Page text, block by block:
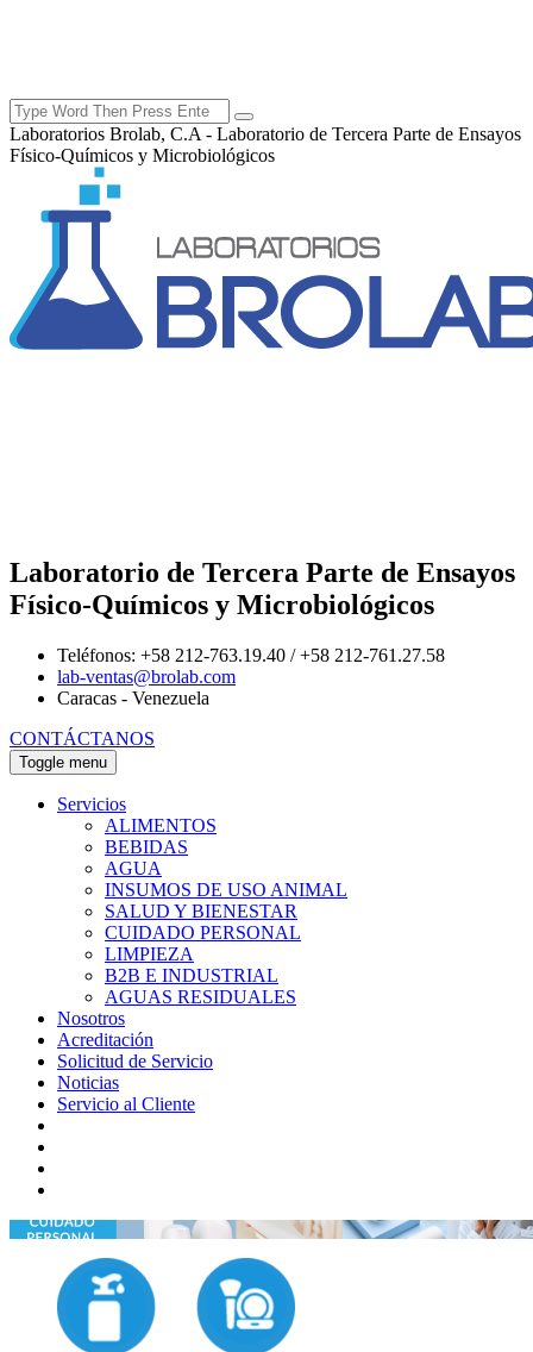
Laboratorios Brolab, C.A - Laboratorio de Tercera Parte de Ensayos
Físico-Químicos y Microbiológicos
Laboratorio de Tercera Parte de Ensayos
Físico-Químicos y Microbiológicos
Teléfonos: +58 212-763.19.40 / +58 212-761.27.58
lab-ventas@brolab.com
Caracas - Venezuela
CONTÁCTANOS
Toggle menu
Servicios
ALIMENTOS
BEBIDAS
AGUA
INSUMOS DE USO ANIMAL
SALUD Y BIENESTAR
CUIDADO PERSONAL
LIMPIEZA
B2B E INDUSTRIAL
AGUAS RESIDUALES
Nosotros
Acreditación
Solicitud de Servicio
Noticias
Servicio al Cliente